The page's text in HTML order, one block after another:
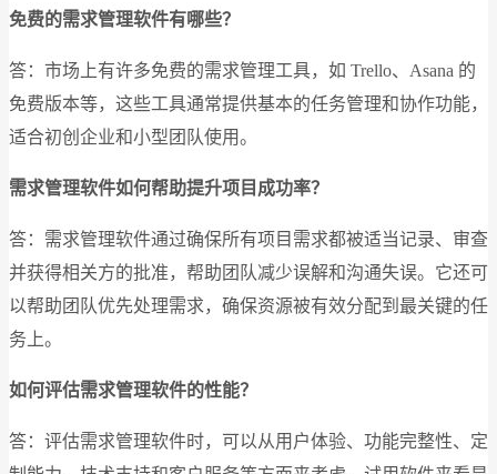
免费的需求管理软件有哪些？
答：市场上有许多免费的需求管理工具，如 Trello、Asana 的
免费版本等，这些工具通常提供基本的任务管理和协作功能，
适合初创企业和小型团队使用。
需求管理软件如何帮助提升项目成功率？
答：需求管理软件通过确保所有项目需求都被适当记录、审查
并获得相关方的批准，帮助团队减少误解和沟通失误。它还可
以帮助团队优先处理需求，确保资源被有效分配到最关键的任
务上。
如何评估需求管理软件的性能？
答：评估需求管理软件时，可以从用户体验、功能完整性、定